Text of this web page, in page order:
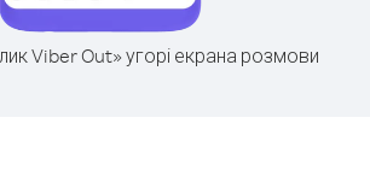
Viber Out» угорі екрана розмови